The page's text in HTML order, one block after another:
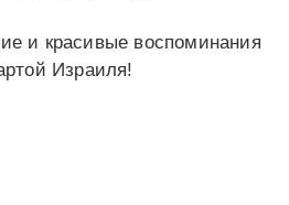
и красивые воспоминания
Израиля!